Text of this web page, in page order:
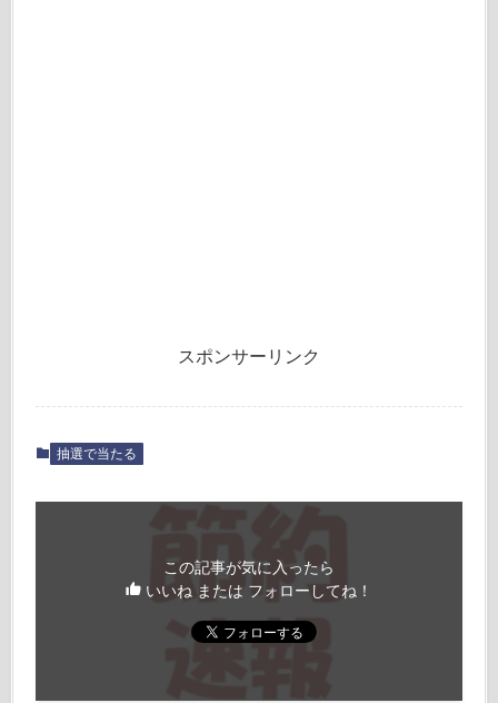
スポンサーリンク
抽選で当たる
この記事が気に入ったら
いいね または フォローしてね！